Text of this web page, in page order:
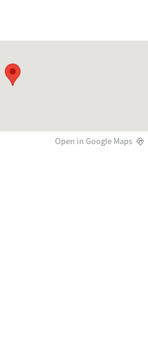
Open in Google Maps